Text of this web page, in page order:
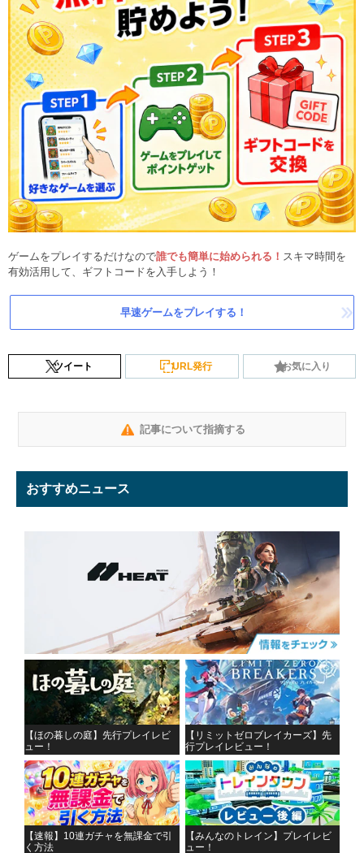
ゲームをプレイするだけなので誰でも簡単に始められる！ スキマ時間を
有効活用して、ギフトコードを入手しよう！
早速ゲームをプレイする！
ツイート URL発行 お気に入り
記事について指摘する
おすすめニュース
【ほの暮しの庭】先行プレイレビ
ュー！
【リミットゼロブレイカーズ】先
行プレイレビュー！
【速報】10連ガチャを無課金で引
く方法
【みんなのトレイン】プレイレビ
ュー！